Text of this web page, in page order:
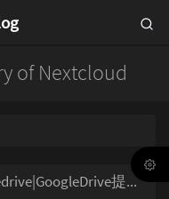
of Nextcloud
Nextcloud|Onedrive|GoogleDrive提取直链